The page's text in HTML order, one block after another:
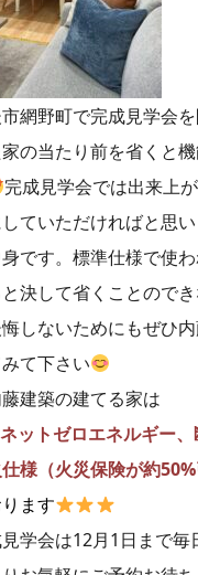
網野町で完成見学会
の当たり前を省くと
完成見学会では出来上
ていただければと思
です。標準仕様で使
決して省くことので
しないためにもぜひ
て下さい
建築の建てる家は
ットゼロエネルギー
様（火災保険が約50%
ます
学会は12月1日まで